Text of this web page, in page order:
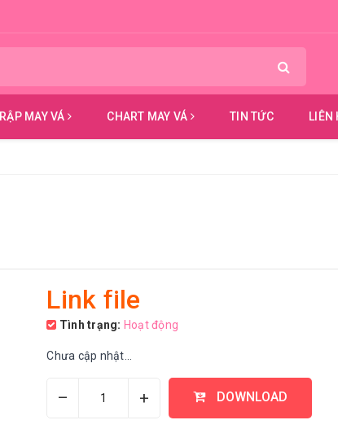
RẬP MAY VÁ CHART MAY VÁ TIN TỨC LIÊN
Link file
Tình trạng: Hoạt động
Chưa cập nhật...
– + DOWNLOAD